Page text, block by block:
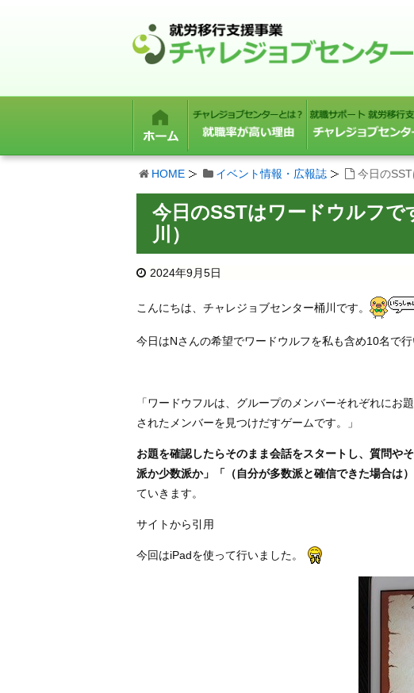
HOME イベント情報・広報誌 今日の
今日のSSTはワードウルフ
川）
2024年9月5日
こんにちは、チャレジョブセンター桶川です。
今日はNさんの希望でワードウルフを私も含め10名で
「ワードウフルは、グループのメンバーそれぞれに
されたメンバーを見つけだすゲームです。」
お題を確認したらそのまま会話をスタートし、質問や
派か少数派か」「（自分が多数派と確信できた場合は
ていきます。
サイトから引用
今回はiPadを使って行いました。